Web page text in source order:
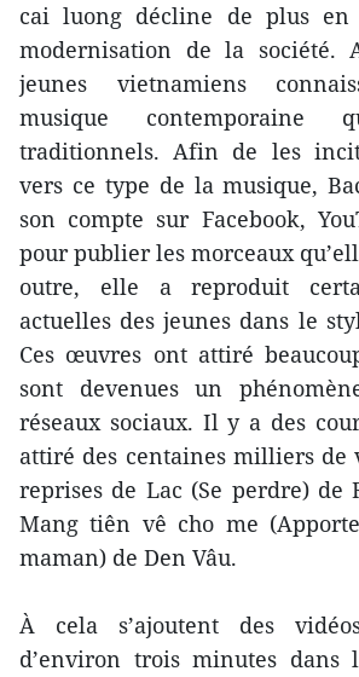
cai luong décline de plus
modernisation de la société.
jeunes vietnamiens
musique
traditionnels. Afin de les
vers ce type de la musique,
son compte sur Facebook,
pour publier les morceaux
outre, elle a reproduit
actuelles des jeunes dans le
Ces œuvres ont attiré
sont devenues un
réseaux sociaux. Il y a des
attiré des centaines milliers de
reprises de Lac (Se perdre) de
Mang tiên vê cho me
maman) de Den Vâu.
À cela s’ajoutent des
d’environ trois minutes dans